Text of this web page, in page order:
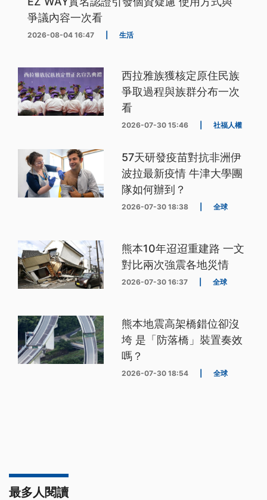
爭議內容一次看
2026-08-04 16:47 生活
西拉雅族獲核定原住民族
爭取過程與族群分布一次
看
2026-07-30 15:46 社福人權
57天研發疫苗對抗非洲伊
波拉最新疫情 牛津大學團
隊如何辦到？
2026-07-30 18:38 全球
熊本10年迢迢重建路 一文
對比兩次強震各地災情
2026-07-30 16:37 全球
熊本地震高架橋錯位卻沒
垮 是「防落橋」裝置奏效
嗎？
2026-07-30 18:54 全球
最多人閱讀